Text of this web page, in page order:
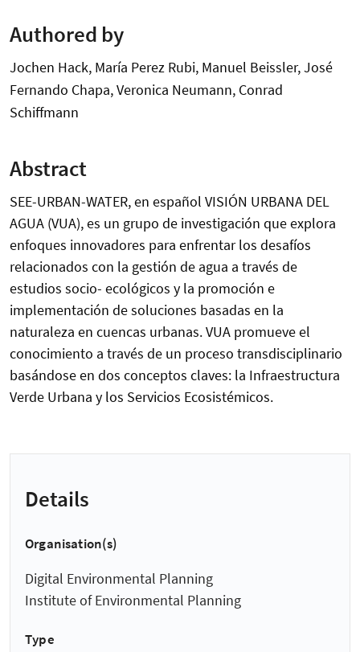
Authored by
Jochen Hack, María Perez Rubi, Manuel Beissler, José
Fernando Chapa, Veronica Neumann, Conrad
Schiffmann
Abstract
SEE-URBAN-WATER, en español VISIÓN URBANA DEL
AGUA (VUA), es un grupo de investigación que explora
enfoques innovadores para enfrentar los desafíos
relacionados con la gestión de agua a través de
estudios socio- ecológicos y la promoción e
implementación de soluciones basadas en la
naturaleza en cuencas urbanas. VUA promueve el
conocimiento a través de un proceso transdisciplinario
basándose en dos conceptos claves: la Infraestructura
Verde Urbana y los Servicios Ecosistémicos.
Details
Organisation(s)
Digital Environmental Planning
Institute of Environmental Planning
Type